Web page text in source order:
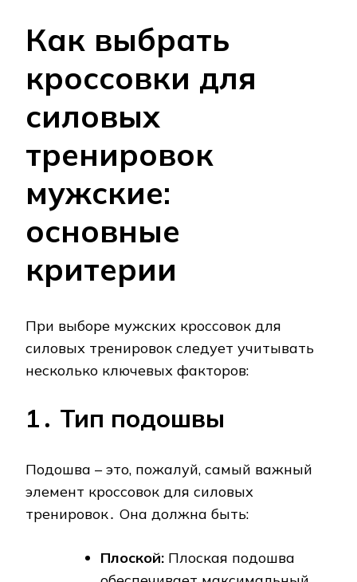
Как выбрать
кроссовки для
силовых
тренировок
мужские:
основные
критерии
При выборе мужских кроссовок для
силовых тренировок следует учитывать
несколько ключевых факторов:
1․ Тип подошвы
Подошва – это, пожалуй, самый важный
элемент кроссовок для силовых
тренировок․ Она должна быть:
Плоской: Плоская подошва